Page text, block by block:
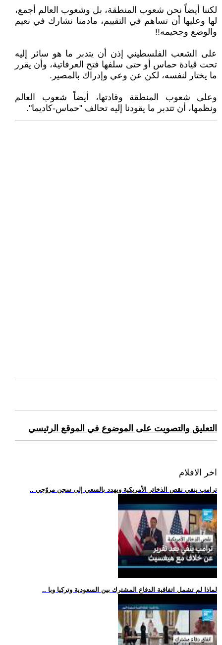
لكننا أيضاً نحن شعوب المنطقة، بل وشعوب العالم أجمع،
لها وعليها أن تساهم في التقييم، مادمنا نشارك في نعيم
والوضع وجحيمه!!
على الشعب الفلسطيني إذن أن يتدبر ما هو سائر إليه
تحت قيادة حماس أو حتى سلفها فتح العرفاتية، وأن يقرر
ما يختار لنفسه، لكن عن وعي وإدراك بالمصير.
وعلى شعوب المنطقة وقادتها، أيضاً شعوب العالم
ونظمها، أن تتدبر ما يقودنا إليه تحالف "حماس-كاديما".
التعليق والتصويت على الموضوع في الموقع الرئيسي
اخر الافلام
.. ترامب ينفي نقص الذخائر الأمريكية ويهدد بالسعي إلى سجن مروّجي
.. لماذا لم تشمل اتفاقية الدفاع المشترك بين السعودية وتركيا وبا